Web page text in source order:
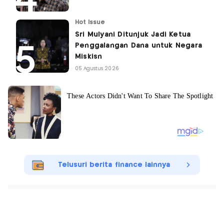
Hot Issue
Sri Mulyani Ditunjuk Jadi Ketua
Penggalangan Dana untuk Negara
Miskisn
05 Agustus 2026
Telusuri berita finance lainnya